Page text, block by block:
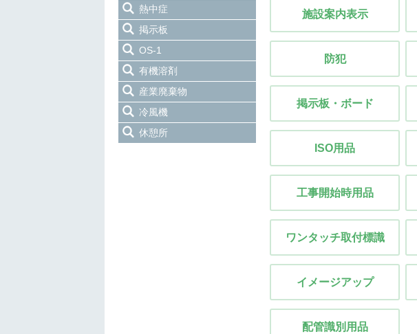
熱中症
掲示板
OS-1
有機溶剤
産業廃棄物
冷風機
休憩所
施設案内表示
防犯
掲示板・ボード
ISO用品
工事開始時用品
ワンタッチ取付標識
イメージアップ
配管識別用品